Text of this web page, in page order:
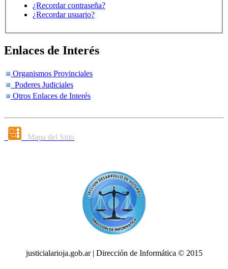
¿Recordar contraseña?
¿Recordar usuario?
Enlaces de Interés
Organismos Provinciales
Poderes Judiciales
Otros Enlaces de Interés
Mapa del Sitio
justicialarioja.gob.ar | Dirección de Informática © 2015